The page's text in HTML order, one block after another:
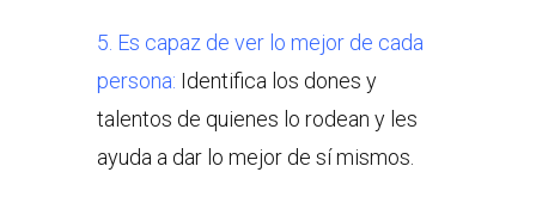
5. Es capaz de ver lo mejor de cada
persona: Identifica los dones y
talentos de quienes lo rodean y les
ayuda a dar lo mejor de sí mismos.